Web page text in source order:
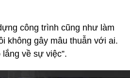
công trình cũng như làm
không gây mâu thuẫn với ai.
về sự việc”.